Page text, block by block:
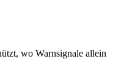
wo Warnsignale allein